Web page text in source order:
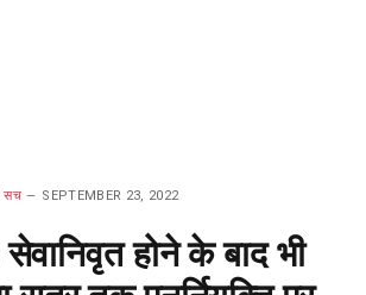
सच SEPTEMBER 23, 2022
होने के बाद भी